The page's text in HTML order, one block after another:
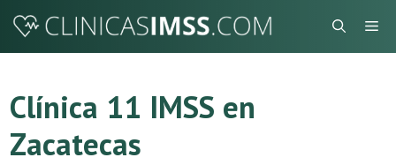
Saltar
Clínica 11 IMSS en
Zacatecas